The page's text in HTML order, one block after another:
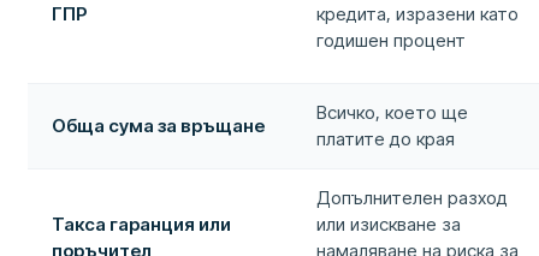
ГПР
кредита, изразени като
годишен процент
Обща сума за връщане
Всичко, което ще
платите до края
Такса гаранция или
поръчител
Допълнителен разход
или изискване за
намаляване на риска за